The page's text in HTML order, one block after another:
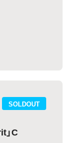
SOLDOUT
」C